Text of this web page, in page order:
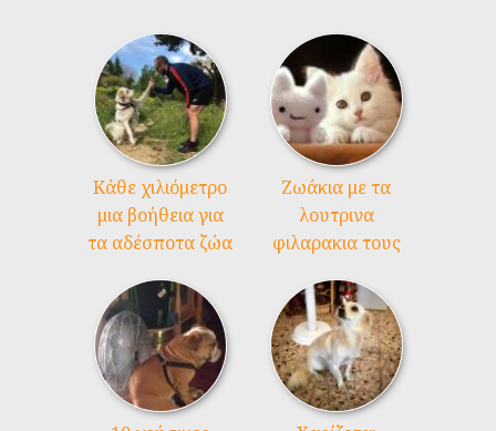
Kάθε χιλιόμετρο
μια βοήθεια για
τα αδέσποτα ζώα
Ζωάκια με τα
λουτρινα
φιλαρακια τους